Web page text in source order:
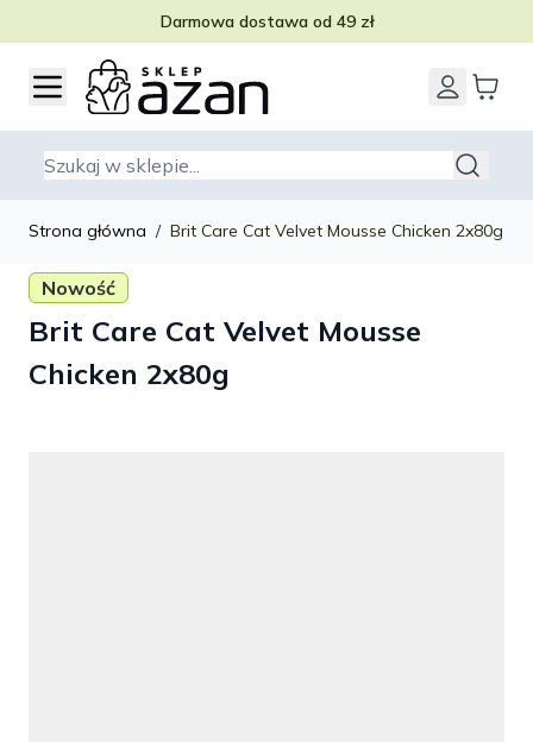
Darmowa dostawa od 49 zł
Przejdź do treści
Szukaj
Strona główna / Brit Care Cat Velvet Mousse Chicken 2x80g
Nowość
Brit Care Cat Velvet Mousse
Chicken 2x80g